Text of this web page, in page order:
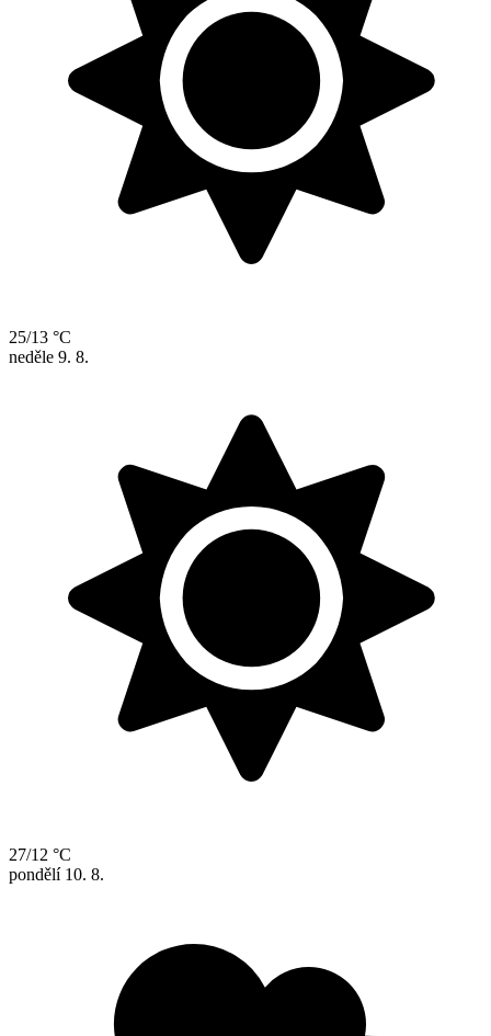
25/13 °C
neděle 9. 8.
27/12 °C
pondělí 10. 8.